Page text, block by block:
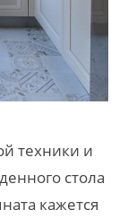
техники и
стола
кажется